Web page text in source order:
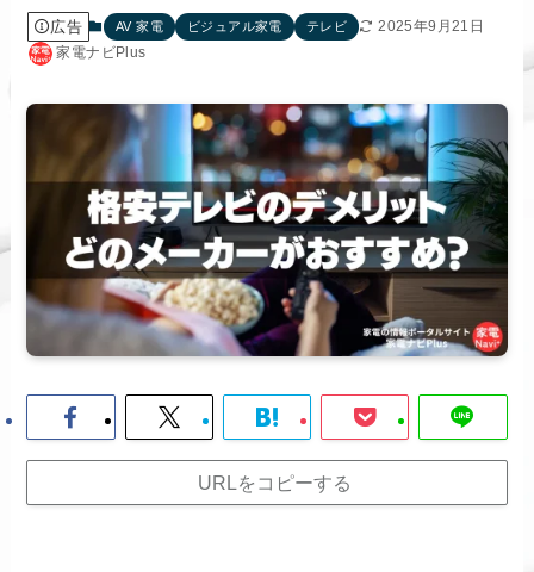
広告 AV 家電 ビジュアル家電 テレビ
2025年9月21日
家電ナビPlus
URLをコピーする